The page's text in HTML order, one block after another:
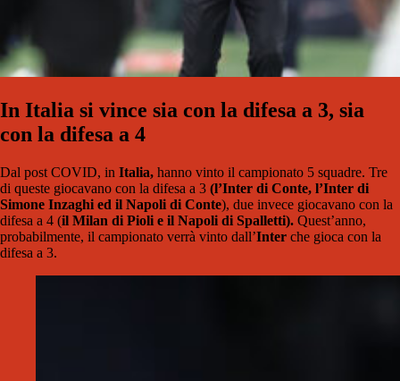
In Italia si vince sia con la difesa a 3, sia
con la difesa a 4
Dal post COVID, in Italia, hanno vinto il campionato 5 squadre. Tre
di queste giocavano con la difesa a 3 (l’Inter di Conte, l’Inter di
Simone Inzaghi ed il Napoli di Conte), due invece giocavano con la
difesa a 4 (il Milan di Pioli e il Napoli di Spalletti). Quest’anno,
probabilmente, il campionato verrà vinto dall’Inter che gioca con la
difesa a 3.